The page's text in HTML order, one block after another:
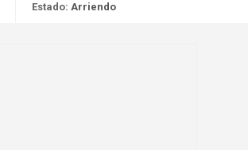
Estado: Arriendo